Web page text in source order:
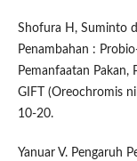
Shofura H, Suminto
Penambahan :
Pemanfaatan Pakan,
GIFT (Oreochromis
10-20.
Yanuar V. Pengaruh